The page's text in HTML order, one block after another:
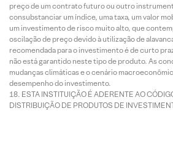
preço de um contrato futuro ou outro
consubstanciar um índice, uma taxa, um valor
um investimento de risco muito alto, que
oscilação de preço devido à utilização de
recomendada para o investimento é de curto
não está garantido neste tipo de produto. As
mudanças climáticas e o cenário
desempenho do investimento.
ESTA INSTITUIÇÃO É ADERENTE AO
DISTRIBUIÇÃO DE PRODUTOS DE